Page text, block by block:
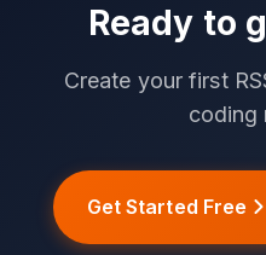
Ready to
Create your first
coding
Get Started Free